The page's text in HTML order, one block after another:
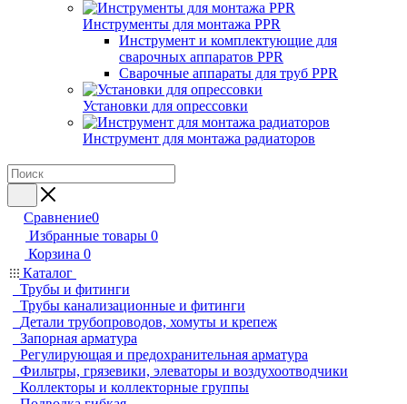
Инструменты для монтажа PPR
Инструмент и комплектующие для
сварочных аппаратов PPR
Сварочные аппараты для труб PPR
Установки для опрессовки
Инструмент для монтажа радиаторов
Сравнение0
Избранные товары 0
Корзина 0
Каталог
Трубы и фитинги
Трубы канализационные и фитинги
Детали трубопроводов, хомуты и крепеж
Запорная арматура
Регулирующая и предохранительная арматура
Фильтры, грязевики, элеваторы и воздухоотводчики
Коллекторы и коллекторные группы